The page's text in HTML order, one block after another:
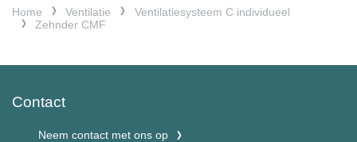
Home Ventilatie
Ventilatiesysteem C individueel
Zehnder CMF
Contact
Neem contact met ons op